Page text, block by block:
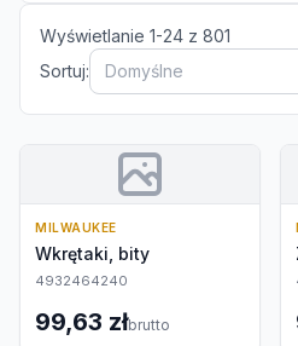
Wyświetlanie 1-24 z 801
Sortuj:
Domyślne
MILWAUKEE
Wkrętaki, bity
4932464240
99,63 złbrutto